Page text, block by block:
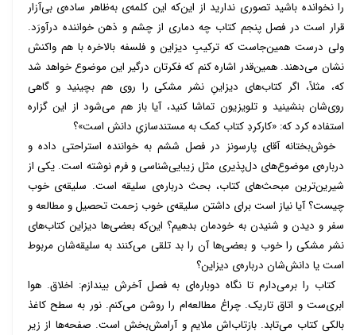
را نخوانده باشید تصوری ندارید از این‌که این کلمه‌ی به‌ظاهر ساده‌ی بی‌آزار
قرار است در فصل پنجم کتاب چه دماری از چشم و ذهن خواننده درآورَد.
ولی درست همین‌جاست که ترکیبِ دیزاین و فلسفه بالاخره با هم واکنش
نشان می‌دهند. همین‌قدر اشاره کنم که فکرتان درگیر این موضوع خواهد شد
که، مثلاً، اگر کتاب‌های دیزاینِ نشر مشکی را روی هم بچینید و گاهی
روی‌شان بنشینید و تلویزیون تماشا کنید، آیا باز هم می‌شود از این گزاره
استفاده کرد که: «کارکردِ کتاب کمک به مستندسازیِ دانش است»؟
خوش‌بختانه آقای پارسونز در فصل ششم به خواننده استراحتی داده و
درباره‌ی موضوع‌های دل‌پذیری مثل زیبایی‌شناسی و فرم نوشته است. یکی از
شیرین‌ترین مبحث‌های کتاب، بحث درباره‌ی سلیقه است. سلیقه‌ی خوب
چیست؟ آیا نیاز است برای داشتن سلیقه‌ی خوب زحمت تحصیل و مطالعه و
سفر و دیدن و شنیدن به خودمان بدهیم؟ این‌که بعضی‌ها دیزاین کتاب‌های
نشر مشکی را خوب و بعضی‌ها آن را بد تلقی می‌کنند به سلیقه‌شان مربوط
است یا دانش‌شان درباره‌ی دیزاین؟
کتاب را برمی‌دارم تا نگاه دوباره‌ای به فصل آخرش بیندازم: اخلاق. هوا
ابری‌ست و اتاق تاریک. چراغ مطالعه‌ام را روشن می‌کنم. نور به سطح کاغذ
بالکی کتاب می‌تابد. بازتاب‌اش ملایم و آرامش‌بخش است. صفحه‌ها از زیر